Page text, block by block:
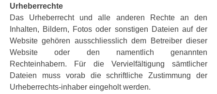
Urheberrechte
Das Urheberrecht und alle anderen Rechte an den
Inhalten, Bildern, Fotos oder sonstigen Dateien auf der
Website gehören ausschliesslich dem Betreiber dieser
Website oder den namentlich genannten
Rechteinhabern. Für die Vervielfältigung sämtlicher
Dateien muss vorab die schriftliche Zustimmung der
Urheberrechts-inhaber eingeholt werden.